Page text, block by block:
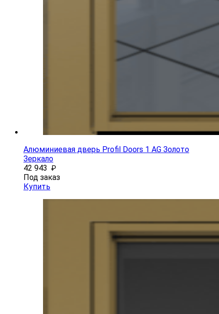
Алюминиевая дверь Profil Doors 1 AG Золото
Зеркало
42 943 ₽
Под заказ
Купить